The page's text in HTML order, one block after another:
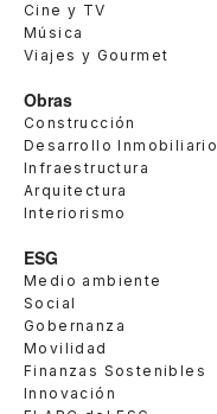
Cine y TV
Música
Viajes y Gourmet
Obras
Construcción
Desarrollo Inmobiliario
Infraestructura
Arquitectura
Interiorismo
ESG
Medio ambiente
Social
Gobernanza
Movilidad
Finanzas Sostenibles
Innovación